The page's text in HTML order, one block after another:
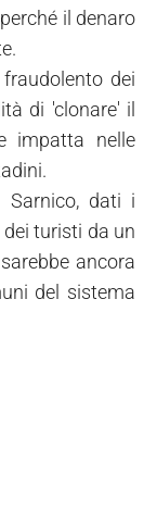
il denaro
dei
di 'clonare' il
impatta nelle
Sarnico, dati i
turisti da un
ancora
del sistema